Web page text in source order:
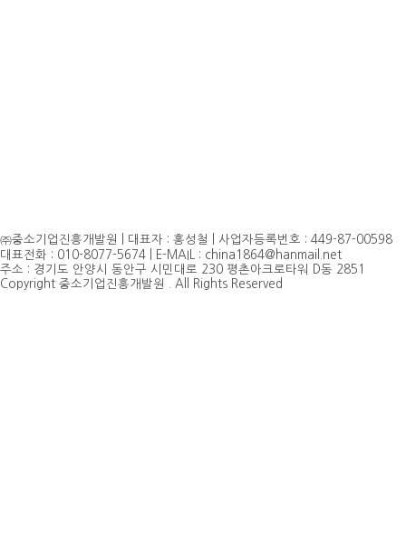
㈜중소기업진흥개발원 | 대표자 : 홍성철 | 사업자등록번호 : 449-87-00598
대표전화 : 010-8077-5674 | E-MAIL : china1864@hanmail.net
주소 : 경기도 안양시 동안구 시민대로 230 평촌아크로타워 D동 2851
Copyright 중소기업진흥개발원 . All Rights Reserved